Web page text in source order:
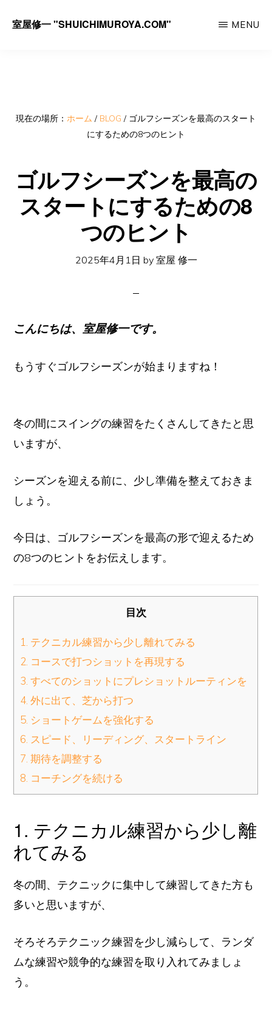
室屋修一 "SHUICHIMUROYA.COM"
ー
屋
一
MENU
現在の場所： ホーム / BLOG / ゴルフシーズンを最高のスタート
にするための8つのヒント
ゴルフシーズンを最高の
スタートにするための8
つのヒント
2025年4月1日 by 室屋 修一
こんにちは、室屋修一です。
もうすぐゴルフシーズンが始まりますね！
冬の間にスイングの練習をたくさんしてきたと思
いますが、
シーズンを迎える前に、少し準備を整えておきま
しょう。
今日は、ゴルフシーズンを最高の形で迎えるため
の8つのヒントをお伝えします。
目次
1. テクニカル練習から少し離れてみる
2. コースで打つショットを再現する
3. すべてのショットにプレショットルーティンを
4. 外に出て、芝から打つ
5. ショートゲームを強化する
6. スピード、リーディング、スタートライン
7. 期待を調整する
8. コーチングを続ける
1. テクニカル練習から少し離
れてみる
冬の間、テクニックに集中して練習してきた方も
多いと思いますが、
そろそろテクニック練習を少し減らして、ランダ
ムな練習や競争的な練習を取り入れてみましょ
う。